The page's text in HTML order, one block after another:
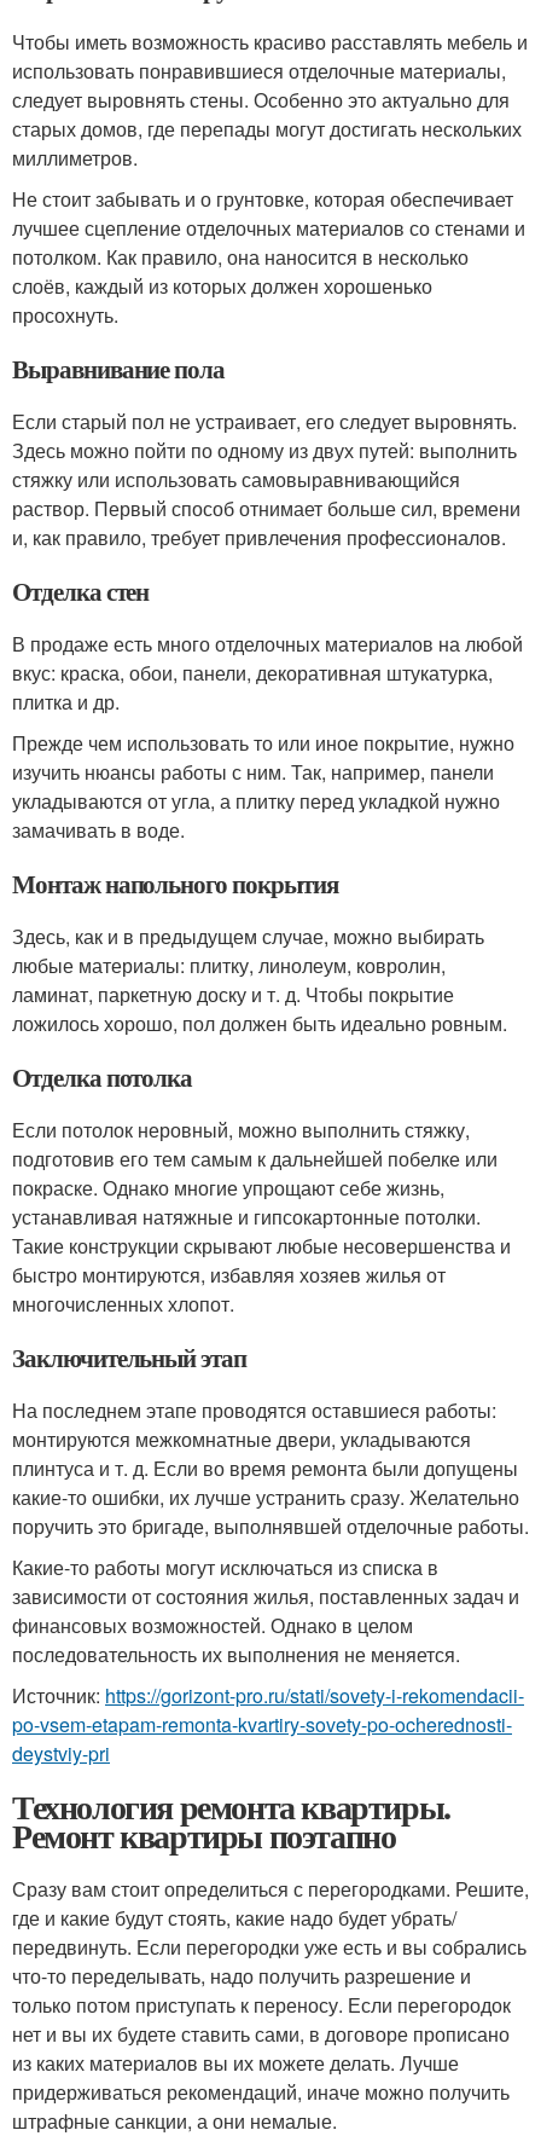
Чтобы иметь возможность красиво расставлять мебель и
использовать понравившиеся отделочные материалы,
следует выровнять стены. Особенно это актуально для
старых домов, где перепады могут достигать нескольких
миллиметров.
Не стоит забывать и о грунтовке, которая обеспечивает
лучшее сцепление отделочных материалов со стенами и
потолком. Как правило, она наносится в несколько
слоёв, каждый из которых должен хорошенько
просохнуть.
Выравнивание пола
Если старый пол не устраивает, его следует выровнять.
Здесь можно пойти по одному из двух путей: выполнить
стяжку или использовать самовыравнивающийся
раствор. Первый способ отнимает больше сил, времени
и, как правило, требует привлечения профессионалов.
Отделка стен
В продаже есть много отделочных материалов на любой
вкус: краска, обои, панели, декоративная штукатурка,
плитка и др.
Прежде чем использовать то или иное покрытие, нужно
изучить нюансы работы с ним. Так, например, панели
укладываются от угла, а плитку перед укладкой нужно
замачивать в воде.
Монтаж напольного покрытия
Здесь, как и в предыдущем случае, можно выбирать
любые материалы: плитку, линолеум, ковролин,
ламинат, паркетную доску и т. д. Чтобы покрытие
ложилось хорошо, пол должен быть идеально ровным.
Отделка потолка
Если потолок неровный, можно выполнить стяжку,
подготовив его тем самым к дальнейшей побелке или
покраске. Однако многие упрощают себе жизнь,
устанавливая натяжные и гипсокартонные потолки.
Такие конструкции скрывают любые несовершенства и
быстро монтируются, избавляя хозяев жилья от
многочисленных хлопот.
Заключительный этап
На последнем этапе проводятся оставшиеся работы:
монтируются межкомнатные двери, укладываются
плинтуса и т. д. Если во время ремонта были допущены
какие-то ошибки, их лучше устранить сразу. Желательно
поручить это бригаде, выполнявшей отделочные работы.
Какие-то работы могут исключаться из списка в
зависимости от состояния жилья, поставленных задач и
финансовых возможностей. Однако в целом
последовательность их выполнения не меняется.
Источник: https://gorizont-pro.ru/stati/sovety-i-rekomendacii-
po-vsem-etapam-remonta-kvartiry-sovety-po-ocherednosti-
deystviy-pri
Технология ремонта квартиры.
Ремонт квартиры поэтапно
Сразу вам стоит определиться с перегородками. Решите,
где и какие будут стоять, какие надо будет убрать/
передвинуть. Если перегородки уже есть и вы собрались
что-то переделывать, надо получить разрешение и
только потом приступать к переносу. Если перегородок
нет и вы их будете ставить сами, в договоре прописано
из каких материалов вы их можете делать. Лучше
придерживаться рекомендаций, иначе можно получить
штрафные санкции, а они немалые.